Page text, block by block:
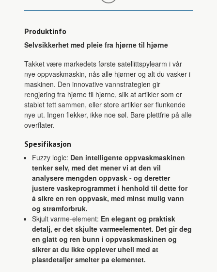
Produktinfo
Selvsikkerhet med pleie fra hjørne til hjørne
Takket være markedets første satellittspylearm i vår
nye oppvaskmaskin, nås alle hjørner og alt du vasker i
maskinen. Den innovative vannstrategien gir
rengjøring fra hjørne til hjørne, slik at artikler som er
stablet tett sammen, eller store artikler ser flunkende
nye ut. Ingen flekker, ikke noe søl. Bare plettfrie på alle
overflater.
Spesifikasjon
Fuzzy logic: Den intelligente oppvaskmaskinen
tenker selv, med det mener vi at den vil
analysere mengden oppvask - og deretter
justere vaskeprogrammet i henhold til dette for
å sikre en ren oppvask, med minst mulig vann
og strømforbruk.
Skjult varme-element: En elegant og praktisk
detalj, er det skjulte varmeelementet. Det gir deg
en glatt og ren bunn i oppvaskmaskinen og
sikrer at du ikke opplever uhell med at
plastdetaljer smelter pa elementet.